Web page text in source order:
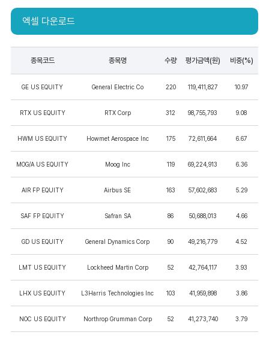
엑셀 다운로드
종목코드 종목명 수량 평가금액(원) 비중(%)
GE US EQUITY General Electric Co 220 119,411,827 10.97
RTX US EQUITY RTX Corp 312 98,755,793 9.08
HWM US EQUITY Howmet Aerospace Inc 175 72,611,664 6.67
MOG/A US EQUITY Moog Inc 119 69,224,913 6.36
AIR FP EQUITY Airbus SE 163 57,602,683 5.29
SAF FP EQUITY Safran SA 86 50,688,013 4.66
GD US EQUITY General Dynamics Corp 90 49,216,779 4.52
LMT US EQUITY Lockheed Martin Corp 52 42,764,117 3.93
LHX US EQUITY L3Harris Technologies Inc 103 41,959,898 3.86
NOC US EQUITY Northrop Grumman Corp 52 41,273,740 3.79